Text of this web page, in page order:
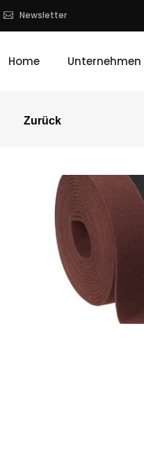
Newsletter
Home Unternehmen
Zurück